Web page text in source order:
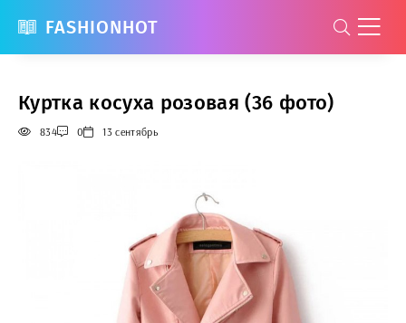
FASHIONHOT
Куртка косуха розовая (36 фото)
834 0 13 сентябрь